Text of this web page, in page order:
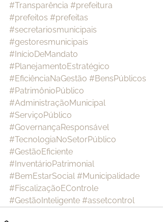
#Transparência #prefeitura
#prefeitos #prefeitas
#secretariosmunicipais
#gestoresmunicipais
#InícioDeMandato
#PlanejamentoEstratégico
#EficiênciaNaGestão #BensPúblicos
#PatrimônioPúblico
#AdministraçãoMunicipal
#ServiçoPúblico
#GovernançaResponsável
#TecnologiaNoSetorPúblico
#GestãoEficiente
#InventárioPatrimonial
#BemEstarSocial #Municipalidade
#FiscalizaçãoEControle
#GestãoInteligente #assetcontrol